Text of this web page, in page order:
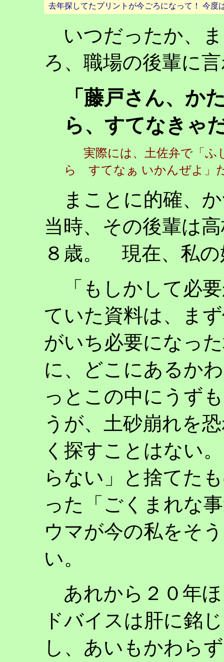
去年探してたプリントが今ごろになって！ 今度
いつだったか、
ろ、職場の後輩に
「藤戸さん、か
ら、すてなきゃ
実際には、土佐弁で「
ら すてなぁ いかんぜよ」
まことに的確、
当時、その後輩は
８歳。 現在、私の
「もしかして必
ていた資料は、ま
がいち必要になっ
に、どこにあるか
っとこの中にうず
うが、土砂崩れを
く探すことはない
らない」と捨てた
った「ごくまれな
ウマが今の私をそ
い。
あれから２０年
ドバイスは肝に銘
し、あいもかわら